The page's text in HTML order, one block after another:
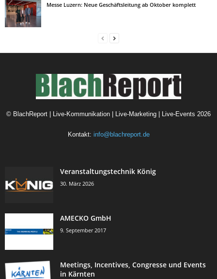
Messe Luzern: Neue Geschäftsleitung ab Oktober komplett
© BlachReport | Live-Kommunikation | Live-Marketing | Live-Events 2026
Kontakt: info@blachreport.de
Veranstaltungstechnik König
30. März 2026
AMECKO GmbH
9. September 2017
Meetings, Incentives, Congresse und Events
in Kärnten